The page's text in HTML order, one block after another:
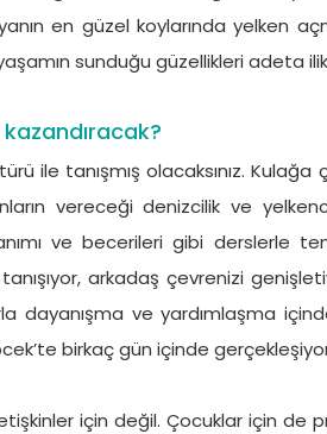
en güzel koylarında yelken
sunduğu güzellikleri adeta
ile tanışmış olacaksınız.
vereceği denizcilik ve
ve becerileri gibi derslerle
arkadaş çevrenizi
dayanışma ve yardımlaşma
birkaç gün içinde
için değil. Çocuklar için de